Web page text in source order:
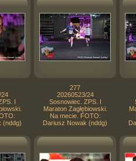
I
(nddg)
277
20260523/24
Sosnowiec. ZPS. I
Maraton Zagłębiowski.
Na mecie. FOTO:
Dariusz Nowak (nddg)